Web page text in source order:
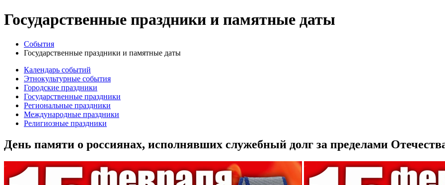
Государственные праздники и памятные даты
События
Государственные праздники и памятные даты
Календарь событий
Этнокультурные события
Городские праздники
Государственные праздники
Региональные праздники
Международные праздники
Религиозные праздники
День памяти о россиянах, исполнявших служебный долг за пределами